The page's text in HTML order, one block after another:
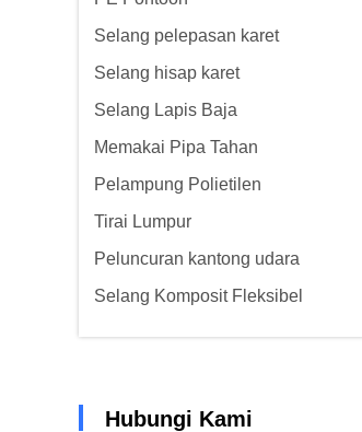
Selang pelepasan karet
Selang hisap karet
Selang Lapis Baja
Memakai Pipa Tahan
Pelampung Polietilen
Tirai Lumpur
Peluncuran kantong udara
Selang Komposit Fleksibel
Hubungi Kami